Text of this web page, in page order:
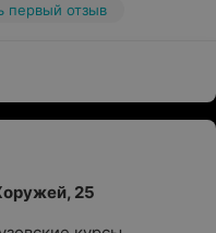
первый отзыв
25